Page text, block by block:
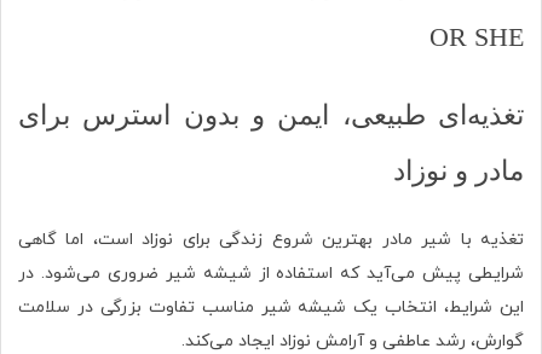
OR SHE
تغذیه‌ای طبیعی، ایمن و بدون استرس برای
مادر و نوزاد
تغذیه با شیر مادر بهترین شروع زندگی برای نوزاد است، اما گاهی
شرایطی پیش می‌آید که استفاده از شیشه شیر ضروری می‌شود. در
این شرایط، انتخاب یک شیشه شیر مناسب تفاوت بزرگی در سلامت
گوارش، رشد عاطفی و آرامش نوزاد ایجاد می‌کند.